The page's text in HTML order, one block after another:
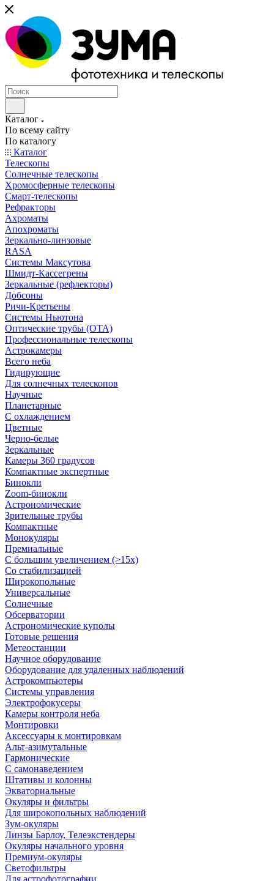
Каталог
По всему сайту
По каталогу
Каталог
Телескопы
Солнечные телескопы
Хромосферные телескопы
Смарт-телескопы
Рефракторы
Ахроматы
Апохроматы
Зеркально-линзовые
RASA
Системы Максутова
Шмидт-Кассегрены
Зеркальные (рефлекторы)
Добсоны
Ричи-Кретьены
Системы Ньютона
Оптические трубы (OTA)
Профессиональные телескопы
Астрокамеры
Всего неба
Гидирующие
Для солнечных телескопов
Научные
Планетарные
С охлаждением
Цветные
Черно-белые
Зеркальные
Камеры 360 градусов
Компактные экспертные
Бинокли
Zoom-бинокли
Астрономические
Зрительные трубы
Компактные
Монокуляры
Премиальные
С большим увеличением (>15x)
Со стабилизацией
Широкопольные
Универсальные
Солнечные
Обсерватории
Астрономические куполы
Готовые решения
Метеостанции
Научное оборудование
Оборудование для удаленных наблюдений
Астрокомпьютеры
Системы управления
Электрофокусеры
Камеры контроля неба
Монтировки
Аксессуары к монтировкам
Альт-азимутальные
Гармонические
С самонаведением
Штативы и колонны
Экваториальные
Окуляры и фильтры
Для широкопольных наблюдений
Зум-окуляры
Линзы Барлоу, Телеэкстендеры
Окуляры начального уровня
Премиум-окуляры
Светофильтры
Для астрофотографии